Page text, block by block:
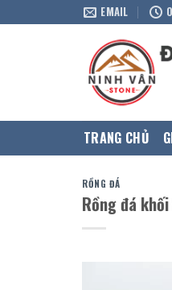
EMAIL
TRANG CHỦ
RỒNG ĐÁ
Rồng đá